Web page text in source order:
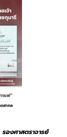
รองศาสตราจารย์